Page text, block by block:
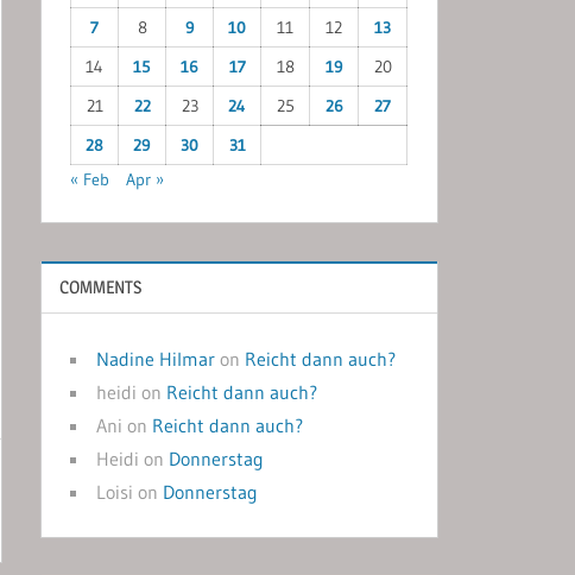
7
8 9 10 11 12
13
14
15 16 17 18 19
20
21
22 23 24 25 26
27
28
29 30
31
« Feb
Apr »
COMMENTS
Nadine Hilmar on Reicht dann auch?
heidi on Reicht dann auch?
Ani on Reicht dann auch?
Heidi on Donnerstag
Loisi on Donnerstag